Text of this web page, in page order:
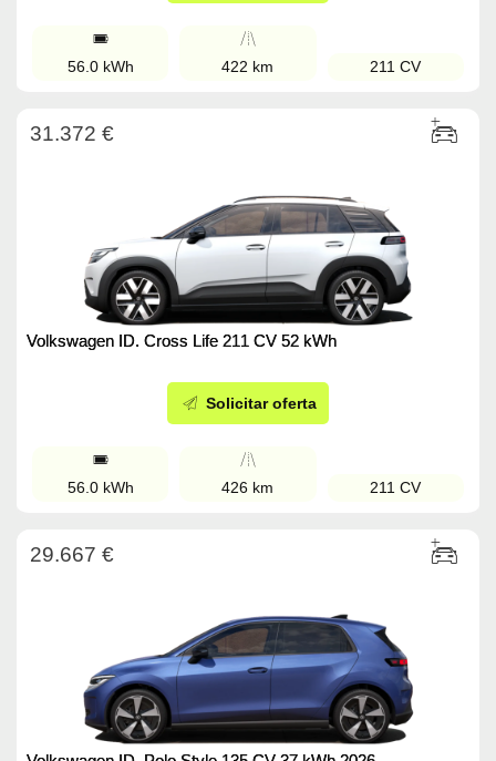
56.0 kWh 422 km 211 CV
31.372 €
Volkswagen ID. Cross Life 211 CV 52 kWh
Solicitar oferta
56.0 kWh 426 km 211 CV
29.667 €